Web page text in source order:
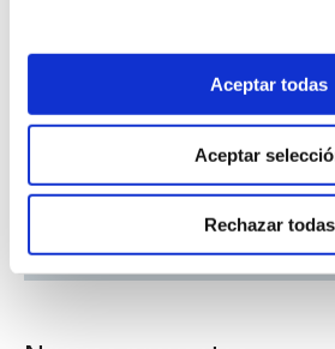
Aceptar todas
Aceptar
Rechazar todas
UNE e ISO presentan en la COP
Directrices para el cero neto
Thomas A. Edison
Futuro estándar ISO para el